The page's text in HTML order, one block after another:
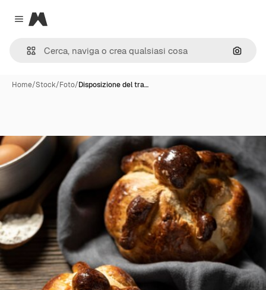
Close menu
Magnific
Cerca
Home/Stock/Foto/Disposizione del tra…